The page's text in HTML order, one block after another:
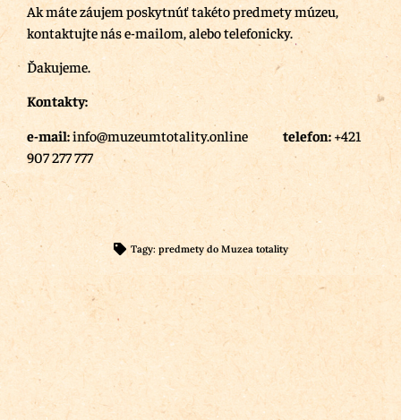
Ak máte záujem poskytnúť takéto predmety múzeu,
kontaktujte nás e-mailom, alebo telefonicky.
Ďakujeme.
Kontakty:
e-mail:info@muzeumtotality.online telefon: +421
907 277 777
Tagy: predmety do Muzea totality